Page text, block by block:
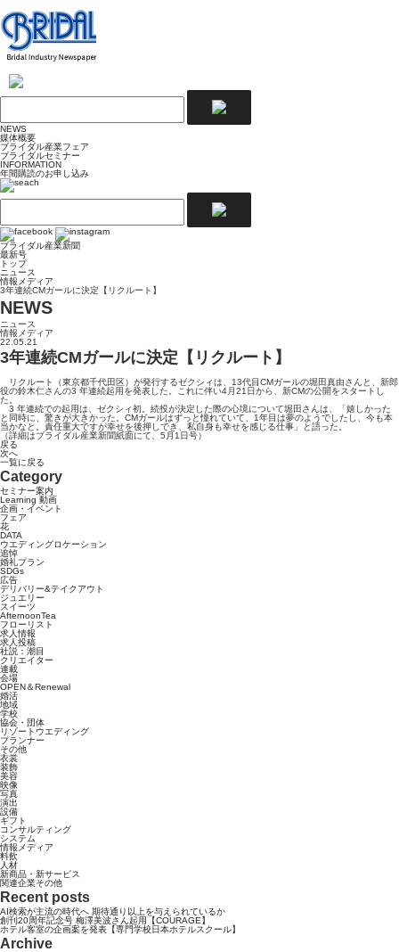
NEWS
媒体概要
ブライダル産業フェア
ブライダルセミナー
INFORMATION
年間購読のお申し込み
ブライダル産業新聞
最新号
トップ
ニュース
情報メディア
3年連続CMガールに決定【リクルート】
NEWS
ニュース
情報メディア
22.05.21
3年連続CMガールに決定【リクルート】
リクルート（東京都千代田区）が発行するゼクシィは、13代目CMガールの堀田真由さんと、新郎
役の鈴木仁さんの3 年連続起用を発表した。これに伴い4月21日から、新CMの公開をスタートし
た。
3 年連続での起用は、ゼクシィ初。続投が決定した際の心境について堀田さんは、「嬉しかった
と同時に、驚きが大きかった。CMガールはずっと憧れていて、1年目は夢のようでしたし、今も本
当かなと。責任重大ですが幸せを後押しでき、私自身も幸せを感じる仕事」と語った。
（詳細はブライダル産業新聞紙面にて、5月1日号）
戻る
次へ
一覧に戻る
Category
セミナー案内
Learning 動画
企画・イベント
フェア
花
DATA
ウエディングロケーション
追悼
婚礼プラン
SDGs
広告
デリバリー&テイクアウト
ジュエリー
スイーツ
AfternoonTea
フローリスト
求人情報
求人投稿
社説：潮目
クリエイター
連載
会場
OPEN＆Renewal
婚活
地域
学校
協会・団体
リゾートウエディング
プランナー
その他
衣裳
装飾
美容
映像
写真
演出
設備
ギフト
コンサルティング
システム
情報メディア
料飲
人材
新商品・新サービス
関連企業その他
Recent posts
AI検索が主流の時代へ 期待通り以上を与えられているか
創刊20周年記念号 梅澤美波さん起用【COURAGE】
ホテル客室の企画案を発表【専門学校日本ホテルスクール】
Archive